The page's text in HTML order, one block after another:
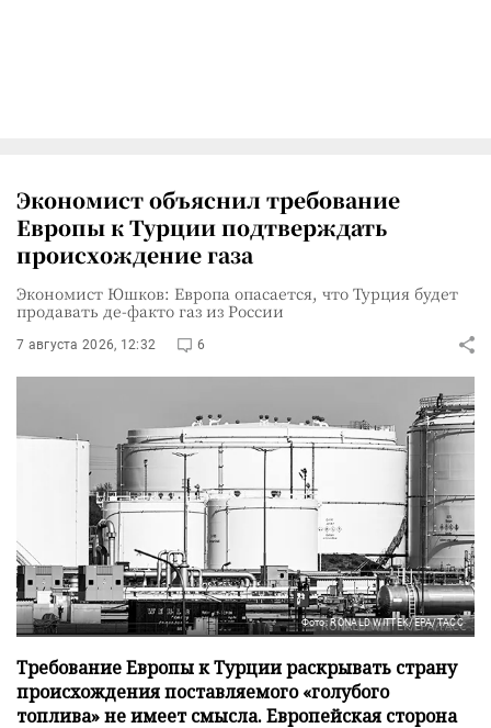
Экономист объяснил требование
Европы к Турции подтверждать
происхождение газа
Экономист Юшков: Европа опасается, что Турция будет
продавать де-факто газ из России
7 августа 2026, 12:32 6
Фото: RONALD WITTEK/EPA/ТАСС
Требование Европы к Турции раскрывать страну
происхождения поставляемого «голубого
топлива» не имеет смысла. Европейская сторона